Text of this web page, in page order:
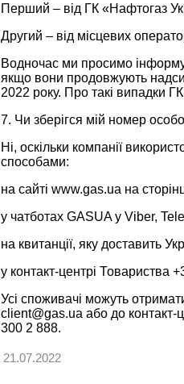
Перший – від ГК «Нафтогаз
Другий – від місцевих
Водночас ми просимо
якщо вони продовжують
2022 року. Про такі випадки
7. Чи зберігся мій номер
Ні, оскільки компанії
способами:
на сайті www.gas.ua на
у чатботах GASUA у Viber,
на квитанції, яку доставить
у контакт-центрі Товариства
Усі споживачі можуть
client@gas.ua або до
300 2 888.
21.07.2022